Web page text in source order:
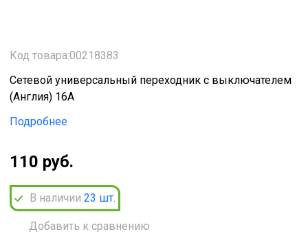
Код товара:00218383
Сетевой универсальный переходник с выключателем
(Англия) 16A
Подробнее
110 руб.
В наличии 23 шт.
Добавить к сравнению